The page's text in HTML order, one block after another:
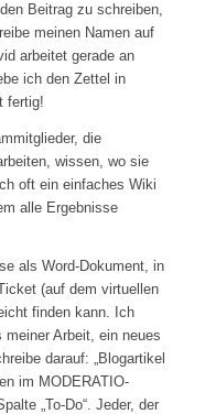
Beitrag zu schreiben,
meinen Namen auf
arbeitet gerade an
ich den Zettel in
fertig!
die
wissen, wo sie
oft ein einfaches Wiki
alle Ergebnisse
als Word-Dokument, in
(auf dem virtuellen
finden kann. Ich
Arbeit, ein neues
darauf: „Blogartikel
im MODERATIO-
„To-Do“. Jeder, der